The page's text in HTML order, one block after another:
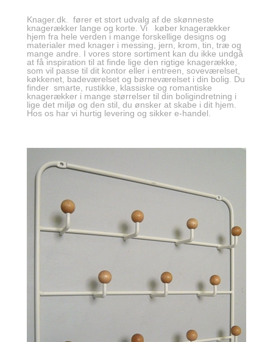
Knager.dk. fører et stort udvalg af de skønneste
knagerækker lange og korte. Vi køber knagerækker
hjem fra hele verden i mange forskellige designs og
materialer med knager i messing, jern, krom, tin, træ og
mange andre. I vores store sortiment kan du ikke undgå
at få inspiration til at finde lige den rigtige knagerække,
som vil passe til dit kontor eller i entreen, soveværelset,
køkkenet, badeværelset og børneværelset i din bolig. Du
finder smarte, rustikke, klassiske og romantiske
knagerækker i mange størrelser til din boligindretning i
lige det miljø og den stil, du ønsker at skabe i dit hjem.
Hos os har vi hurtig levering og sikker e-handel.